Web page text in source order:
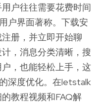
户往往需要花费时间
户界面著称。下载安
册，并立即开始聊
，消息分类清晰，搜
，也能轻松上手，这
深度优化。在letstalk
教程视频和FAQ解